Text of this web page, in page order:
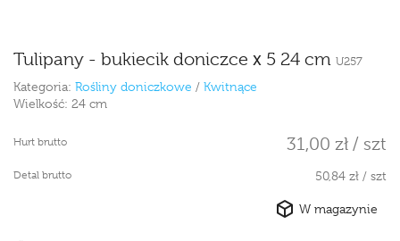
Tulipany - bukiecik doniczce x 5 24 cm U257
Kategoria: Rośliny doniczkowe / Kwitnące
Wielkość: 24 cm
Hurt brutto 31,00 zł / szt
Detal brutto 50,84 zł / szt
W magazynie